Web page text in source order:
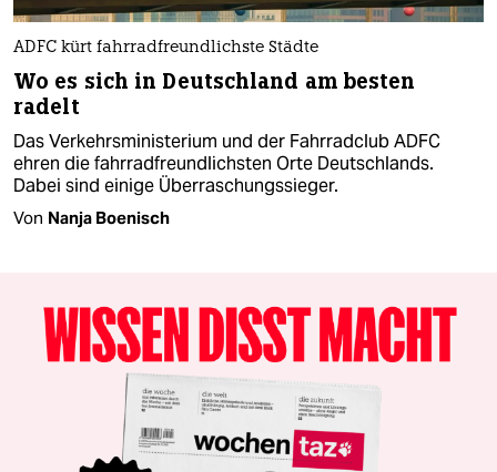
ADFC kürt fahrradfreundlichste Städte
Wo es sich in Deutschland am besten
radelt
Das Verkehrsministerium und der Fahrradclub ADFC
ehren die fahrradfreundlichsten Orte Deutschlands.
Dabei sind einige Überraschungssieger.
Von Nanja Boenisch